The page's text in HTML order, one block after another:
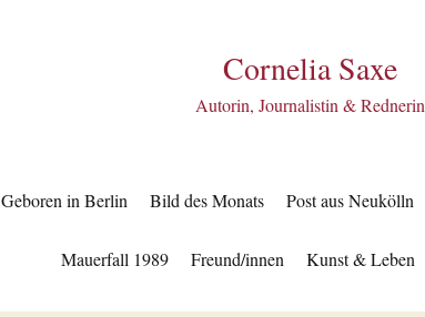
Cornelia Saxe
Autorin, Journalistin & Rednerin
Geboren in Berlin Bild des Monats Post aus Neukölln
Mauerfall 1989 Freund/innen Kunst & Leben